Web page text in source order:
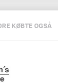
KØBTE OGSÅ